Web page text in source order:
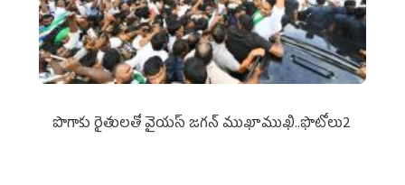
పొగాకు రైతుల‌తో వైయ‌స్ జ‌గ‌న్ ముఖాముఖి..ఫొటోలు2